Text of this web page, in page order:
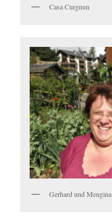
Casa Curgnun
Gerhard und Mengina